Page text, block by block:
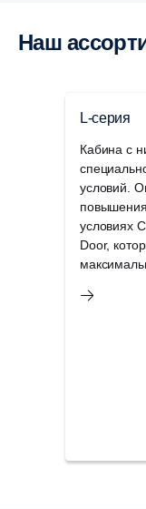
Наш
L-серия
Кабина с
условий.
повышения
условиях
Door,